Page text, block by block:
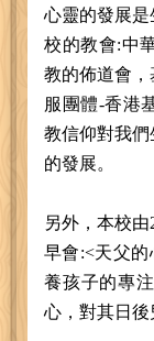
心靈的發展
校的教會:中
教的佈道會，
服團體-香港
教信仰對我
的發展。
另外，本校
早會:<天父
養孩子的專
心，對其日後